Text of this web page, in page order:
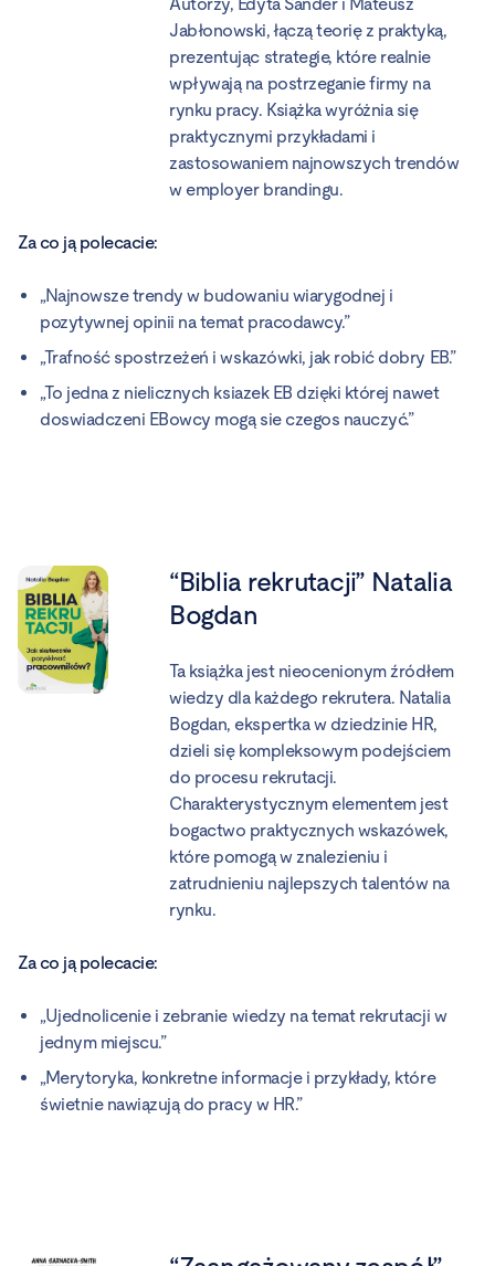
Jabłonowski, łączą teorię z praktyką,
prezentując strategie, które realnie
wpływają na postrzeganie firmy na
rynku pracy. Książka wyróżnia się
praktycznymi przykładami i
zastosowaniem najnowszych trendów
w employer brandingu.
Za co ją polecacie:
„Najnowsze trendy w budowaniu wiarygodnej i
pozytywnej opinii na temat pracodawcy.”
„Trafność spostrzeżeń i wskazówki, jak robić dobry EB.”
„To jedna z nielicznych ksiazek EB dzięki której nawet
doswiadczeni EBowcy mogą sie czegos nauczyć.”
“Biblia rekrutacji” Natalia
Bogdan
Ta książka jest nieocenionym źródłem
wiedzy dla każdego rekrutera. Natalia
Bogdan, ekspertka w dziedzinie HR,
dzieli się kompleksowym podejściem
do procesu rekrutacji.
Charakterystycznym elementem jest
bogactwo praktycznych wskazówek,
które pomogą w znalezieniu i
zatrudnieniu najlepszych talentów na
rynku.
Za co ją polecacie:
„Ujednolicenie i zebranie wiedzy na temat rekrutacji w
jednym miejscu.”
„Merytoryka, konkretne informacje i przykłady, które
świetnie nawiązują do pracy w HR.”